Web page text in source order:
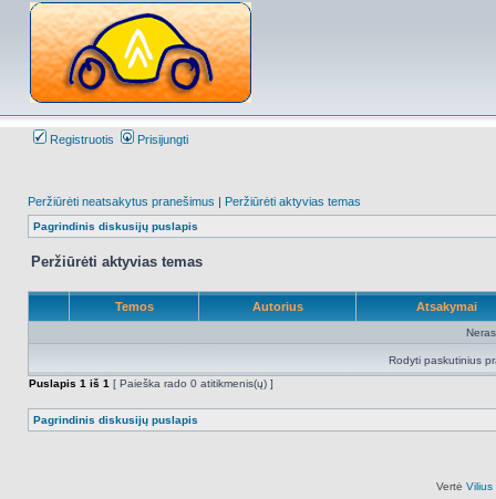
Registruotis Prisijungti
Peržiūrėti neatsakytus pranešimus | Peržiūrėti aktyvias temas
Pagrindinis diskusijų puslapis
Peržiūrėti aktyvias temas
Temos Autorius Atsakymai
Rodyti paskutinius
Puslapis 1 iš 1 [ Paieška rado 0 atitikmenis(ų) ]
Pagrindinis diskusijų puslapis
Vertė Vilius